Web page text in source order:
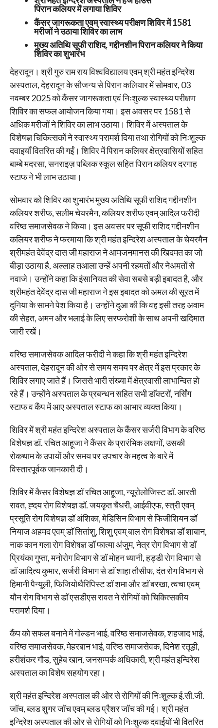
पिरान कलियर में लगाया शिविर
कैंसर जागरूकता एवम् स्वास्थ्य परीक्षण शिविर में 1581
मरीजों ने उठाया शिविर का लाभ
मुख्य अतिथि सूफी राशिद, गद्दीनशीन पिरान कलियर ने किया
शिविर का शुभारंभ
देहरादून। श्री गुरु राम राय विश्वविद्यालय एवम् श्री महंत इन्दिरेश
अस्पताल, देहरादून के सौजन्य से पिरान कलियार में सोमवार, 03
नवम्बर 2025 को कैंसर जागरूकता एवं निःशुल्क स्वास्थ्य परीक्षण
शिविर का सफल आयोजन किया गया। इस अवसर पर 1581 से
अधिक मरीजों ने शिविर का लाभ उठाया। शिविर में अस्पताल के
विशेषज्ञ चिकित्सकों ने स्वास्थ्य परामर्श दिया तथा रोगियों को निःशुल्क
दवाइयाँ वितरित की गईं। शिविर में पिरान कलियर क्षेत्रवासियों सहित
बाम्बे मदरसा, सनराइज़ पब्लिक स्कूल सहित पिरान कलियर दरगाह
स्टाफ ने भी लाभ उठाया।
सोमवार को शिविर का शुभारंभ मुख्य अतिथि सूफी राशिद गद्दीनशीन
कलियर शरीफ, सलीम चेयरमैन, कलियर शरीफ एवम् आदिल फरीदी
वरिष्ठ समाजसेवक ने किया। इस अवसर पर सूफी राशिद गद्दीनशीन
कलियर शरीफ ने फरमाया कि श्री महंत इन्दिरेश अस्पताल के चेयरमैन
श्रीमहंत देवेंद्र दास जी महाराज ने आमजनमानस की खिदमत का जो
बीड़ा उठाया है, अल्लाह तआला उन्हें अपनी रहमतों और नेअमतों से
नवाजे। उन्होंने कहा कि इंसानियत की सेवा सबसे बड़ी इबादत है, और
श्रीमहंत देवेंद्र दास जी महाराज ने इस इबादत को अमल की सूरत में
दुनिया के सामने पेश किया है। उन्होंने दुआ की कि वह इसी तरह अवाम
की सेहत, अमन और भलाई के लिए सरफरोशी के साथ अपनी खदिमात
जारी रखें।
वरिष्ठ समाजसेवक आदिल फरीदी ने कहा कि श्री महंत इन्दिरेश
अस्पताल, देहरादून की ओर से समय समय पर क्षेत्र में इस प्रकार के
शिविर लगाए जाते हैं। जिससे भारी संख्या में क्षेत्रवासी लाभान्वित हो
रहे हैं। उन्होंने अस्पताल के प्रबन्धन सहित सभी डाॅक्टरों, नर्सिंग
स्टाफ व कैंप में आए अस्पताल स्टाफ का आभार व्यक्त किया।
शिविर में श्री महंत इन्दिरेश अस्पताल के कैंसर सर्जरी विभाग के वरिष्ठ
विशेषज्ञ डॉ. रचित आहूजा ने कैंसर के प्रारंभिक लक्षणों, उसकी
रोकथाम के उपायों और समय पर उपचार के महत्व के बारे में
विस्तारपूर्वक जानकारी दी।
शिविर में कैसर विशेषज्ञ डॉ रचित आहूजा, न्यूरोलोजिस्ट डॉ. आरती
रावत, ह्दय रोग विशेषज्ञ डॉ. जयकृत चैधरी, आईवीएफ, स्त्री एवम्
प्रसूति रोग विशेषज्ञ डॉ अंशिका, मेडिसिन विभाग से फिजीशियन डॉ
नियाज अहमद एवम् डाॅ सितांशु, शिशु एवम् बाल रोग विशेषज्ञ डॉ शाबान,
नाक कान गला रोग विशेषज्ञ डॉ फात्मा अंजुम, नेत्र रोग विभाग से डॉ
प्रियंका गुप्ता, मनोरोग विभाग से डॉ मोहन ध्यानी, हड्डी रोग विभाग से
डॉ आदित्य कुमार, सर्जरी विभाग से डाॅ शाहा तौसीफ, दंत रोग विभाग से
हिमानी पैन्यूली, फिजियोथैरिपिस्ट डॉ शमा और डाॅ बरखा, त्वचा एवम्
यौन रोग विभाग से डाॅ एसडीएस रावत ने रोगियों को चिकित्सकीय
परामर्श दिया।
कैंप को सफल बनाने में गोल्डन भाई, वरिष्ठ समाजसेवक, शहजाद भाई,
वरिष्ठ समाजसेवक, मेहरबान भाई, वरिष्ठ समाजसेवक, दिनेश रतूड़ी,
हरीशंकर गौड, सुहेब खान, जनसम्पर्क अधिकारी, श्री महंत इन्दिरेश
अस्पताल का विशेष सहयोग रहा।
श्री महंत इन्दिरेश अस्पताल की ओर से रोगियों की निःशुल्क ई.सी.जी.
जॉच, ब्लड शुगर जॉच एवम् ब्लड प्रैशर जॉच की गई। श्री महंत
इन्दिरेश अस्पताल की ओर से रोगियों को निःशुल्क दवाईयों भी वितरित